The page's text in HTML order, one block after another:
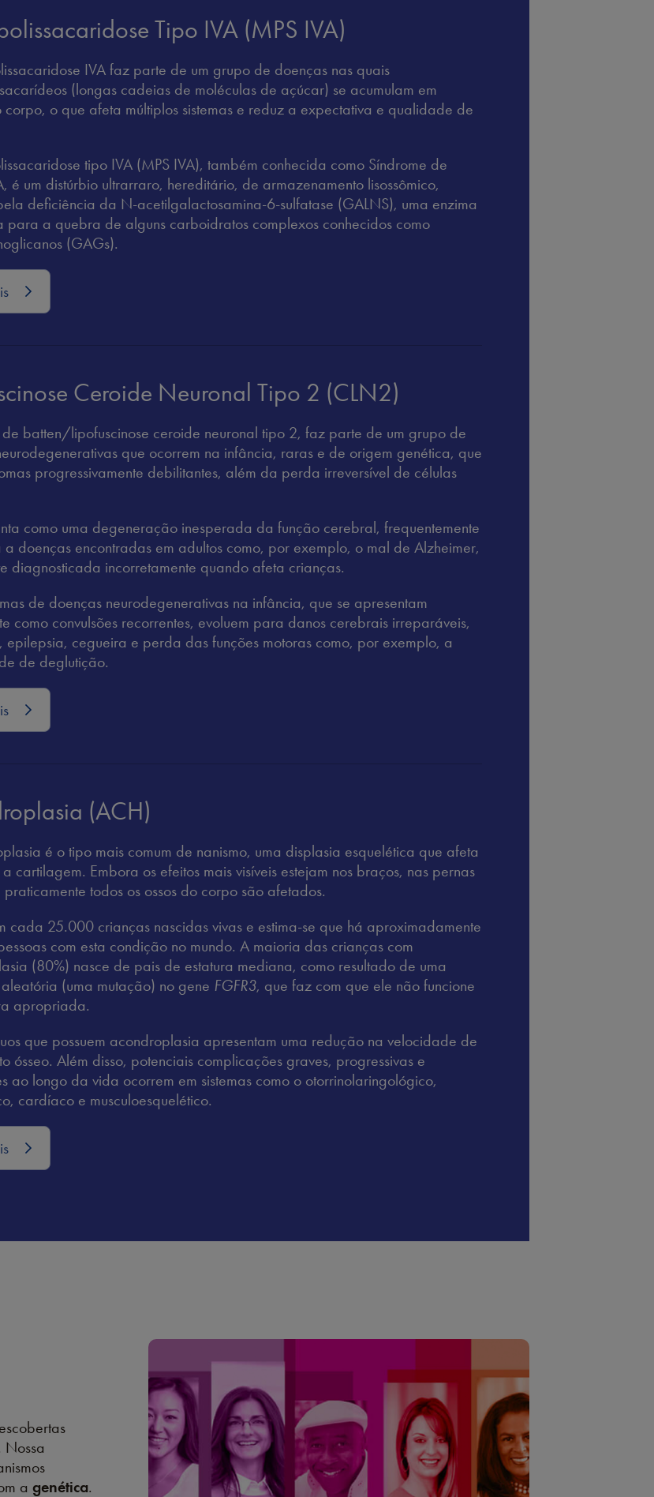
Tipo IVA (MPS IVA)
IVA faz parte de um grupo de doenças nas quais
(longas cadeias de moléculas de açúcar) se acumulam em
corpo, o que afeta múltiplos sistemas e reduz a expectativa e qualidade de
tipo IVA (MPS IVA), também conhecida como Síndrome de
é um distúrbio ultrarraro, hereditário, de armazenamento lisossômico,
deficiência da N-acetilgalactosamina-6-sulfatase (GALNS), uma enzima
para a quebra de alguns carboidratos complexos conhecidos como
(GAGs).
Ceroide Neuronal Tipo 2 (CLN2)
batten/lipofuscinose ceroide neuronal tipo 2, faz parte de um grupo de
que ocorrem na infância, raras e de origem genética, que
progressivamente debilitantes, além da perda irreversível de células
como uma degeneração inesperada da função cerebral, frequentemente
doenças encontradas em adultos como, por exemplo, o mal de Alzheimer,
diagnosticada incorretamente quando afeta crianças.
de doenças neurodegenerativas na infância, que se apresentam
como convulsões recorrentes, evoluem para danos cerebrais irreparáveis,
epilepsia, cegueira e perda das funções motoras como, por exemplo, a
de deglutição.
(ACH)
é o tipo mais comum de nanismo, uma displasia esquelética que afeta
a cartilagem. Embora os efeitos mais visíveis estejam nos braços, nas pernas
todos os ossos do corpo são afetados.
cada 25.000 crianças nascidas vivas e estima-se que há aproximadamente
com esta condição no mundo. A maioria das crianças com
(80%) nasce de pais de estatura mediana, como resultado de uma
(uma mutação) no gene FGFR3, que faz com que ele não funcione
apropriada.
que possuem acondroplasia apresentam uma redução na velocidade de
ósseo. Além disso, potenciais complicações graves, progressivas e
ao longo da vida ocorrem em sistemas como o otorrinolaringológico,
cardíaco e musculoesquelético.
Nossa
a genética.